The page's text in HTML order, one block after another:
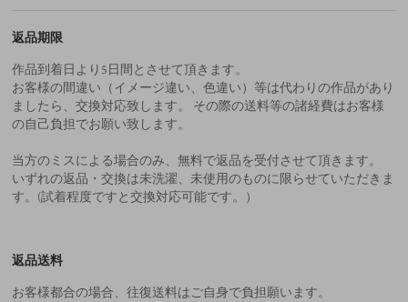
返品期限
作品到着日より5日間とさせて頂きます。
お客様の間違い（イメージ違い、色違い）等は代わりの作品があり
ましたら、交換対応致します。 その際の送料等の諸経費はお客様
の自己負担でお願い致します。
当方のミスによる場合のみ、無料で返品を受付させて頂きます。
いずれの返品・交換は未洗濯、未使用のものに限らせていただきま
す。(試着程度ですと交換対応可能です。）
返品送料
お客様都合の場合、往復送料はご自身で負担願います。